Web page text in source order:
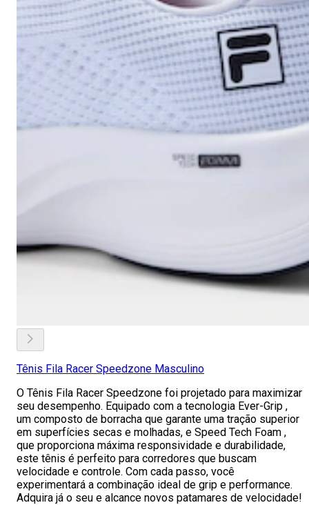
Tênis Fila Racer Speedzone Masculino
O Tênis Fila Racer Speedzone foi projetado para maximizar
seu desempenho. Equipado com a tecnologia Ever-Grip ,
um composto de borracha que garante uma tração superior
em superfícies secas e molhadas, e Speed Tech Foam ,
que proporciona máxima responsividade e durabilidade,
este tênis é perfeito para corredores que buscam
velocidade e controle. Com cada passo, você
experimentará a combinação ideal de grip e performance.
Adquira já o seu e alcance novos patamares de velocidade!